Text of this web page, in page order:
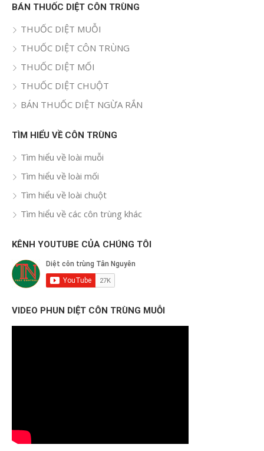
BÁN THUỐC DIỆT CÔN TRÙNG
THUỐC DIỆT MUỖI
THUỐC DIỆT CÔN TRÙNG
THUỐC DIỆT MỐI
THUỐC DIỆT CHUỘT
BÁN THUỐC DIỆT NGỪA RẮN
TÌM HIỂU VỀ CÔN TRÙNG
Tìm hiểu về loài muỗi
Tìm hiểu về loài mối
Tìm hiểu về loài chuột
Tìm hiểu về các côn trùng khác
KÊNH YOUTUBE CỦA CHÚNG TÔI
VIDEO PHUN DIỆT CÔN TRÙNG MUỖI